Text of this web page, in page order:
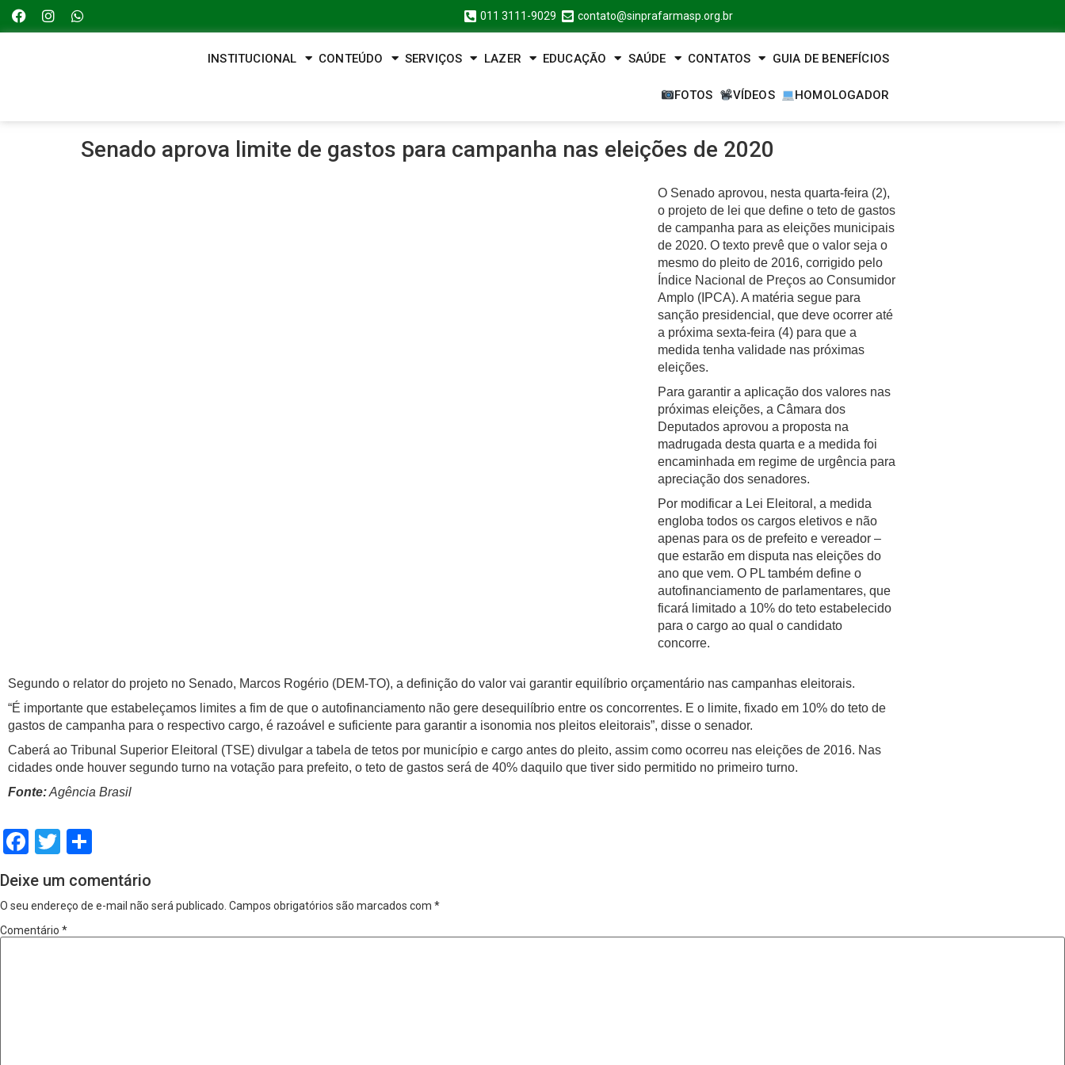
011 3111-9029 contato@sinprafarmasp.org.br
INSTITUCIONAL CONTEÚDO SERVIÇOS LAZER EDUCAÇÃO SAÚDE CONTATOS GUIA DE BENEFÍCIOS
FOTOS VÍDEOS HOMOLOGADOR
Senado aprova limite de gastos para campanha nas eleições de 2020
O Senado aprovou, nesta quarta-feira (2),
o projeto de lei que define o teto de gastos
de campanha para as eleições municipais
de 2020. O texto prevê que o valor seja o
mesmo do pleito de 2016, corrigido pelo
Índice Nacional de Preços ao Consumidor
Amplo (IPCA). A matéria segue para
sanção presidencial, que deve ocorrer até
a próxima sexta-feira (4) para que a
medida tenha validade nas próximas
eleições.
Para garantir a aplicação dos valores nas
próximas eleições, a Câmara dos
Deputados aprovou a proposta na
madrugada desta quarta e a medida foi
encaminhada em regime de urgência para
apreciação dos senadores.
Por modificar a Lei Eleitoral, a medida
engloba todos os cargos eletivos e não
apenas para os de prefeito e vereador –
que estarão em disputa nas eleições do
ano que vem. O PL também define o
autofinanciamento de parlamentares, que
ficará limitado a 10% do teto estabelecido
para o cargo ao qual o candidato
concorre.
Segundo o relator do projeto no Senado, Marcos Rogério (DEM-TO), a definição do valor vai garantir equilíbrio orçamentário nas campanhas eleitorais.
“É importante que estabeleçamos limites a fim de que o autofinanciamento não gere desequilíbrio entre os concorrentes. E o limite, fixado em 10% do teto de
gastos de campanha para o respectivo cargo, é razoável e suficiente para garantir a isonomia nos pleitos eleitorais”, disse o senador.
Caberá ao Tribunal Superior Eleitoral (TSE) divulgar a tabela de tetos por município e cargo antes do pleito, assim como ocorreu nas eleições de 2016. Nas
cidades onde houver segundo turno na votação para prefeito, o teto de gastos será de 40% daquilo que tiver sido permitido no primeiro turno.
Fonte:Agência Brasil
Facebook
Twitter
Deixe um comentário
O seu endereço de e-mail não será publicado. Campos obrigatórios são marcados com *
Comentário *